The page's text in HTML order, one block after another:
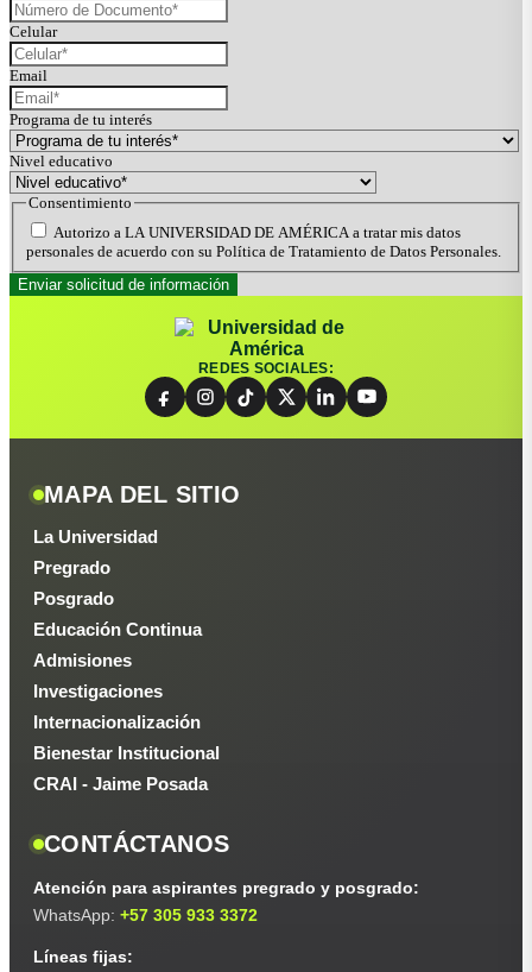
Celular
Email
Programa de tu interés
Nivel educativo
Consentimiento
Autorizo a LA UNIVERSIDAD DE AMÉRICA a tratar mis datos
personales de acuerdo con su Política de Tratamiento de Datos Personales.
REDES SOCIALES:
MAPA DEL SITIO
La Universidad
Pregrado
Posgrado
Educación Continua
Admisiones
Investigaciones
Internacionalización
Bienestar Institucional
CRAI - Jaime Posada
CONTÁCTANOS
Atención para aspirantes pregrado y posgrado:
WhatsApp: +57 305 933 3372
Líneas fijas: